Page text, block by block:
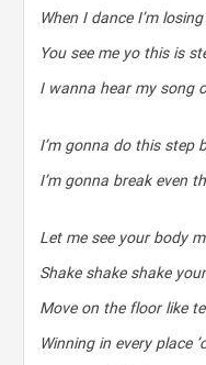
When I dance I’m
You see me yo this is
I wanna hear my song
I’m gonna do this step
I’m gonna break even
Let me see your body
Shake shake shake
Move on the floor like
Winning in every place